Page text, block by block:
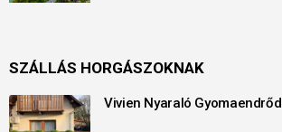
SZÁLLÁS HORGÁSZOKNAK
Vivien Nyaraló Gyomaendrőd